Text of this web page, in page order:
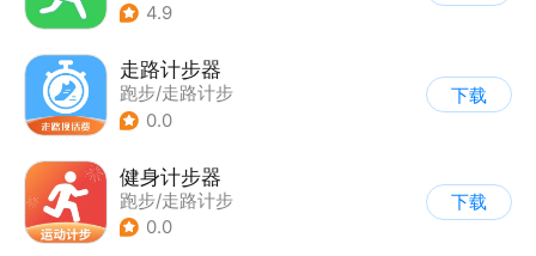
4.9
走路计步器
跑步/走路计步
0.0
下载
健身计步器
跑步/走路计步
0.0
下载